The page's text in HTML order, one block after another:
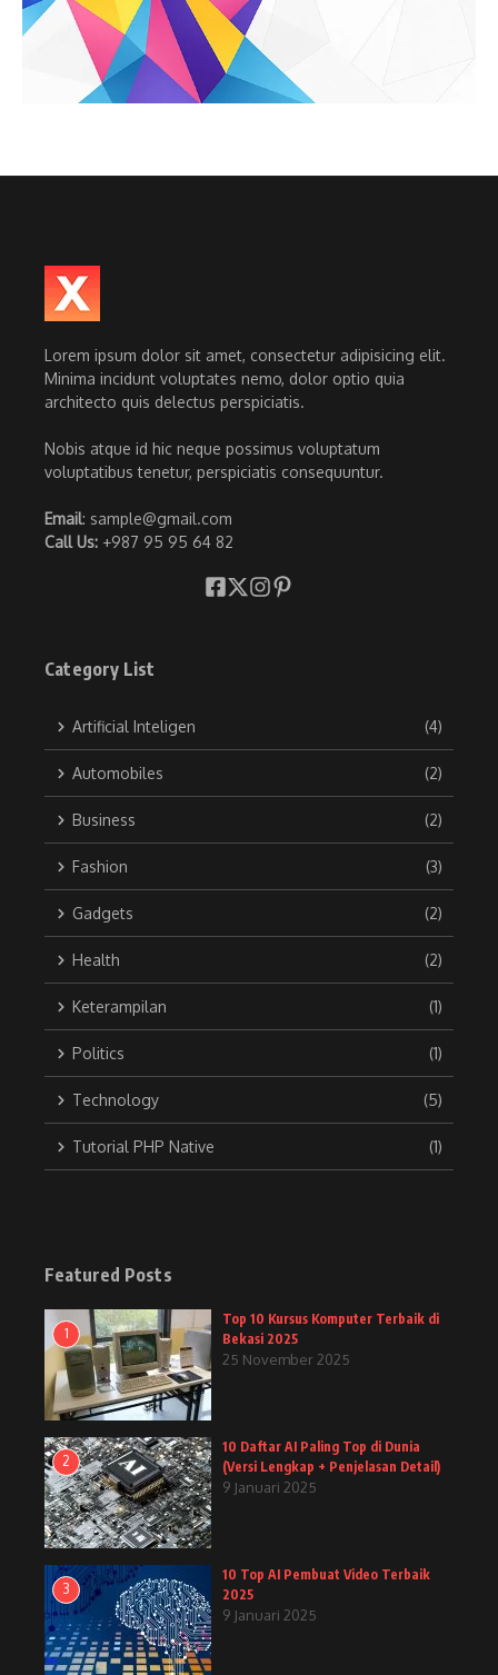
Lorem ipsum dolor sit amet, consectetur adipisicing elit.
Minima incidunt voluptates nemo, dolor optio quia
architecto quis delectus perspiciatis.
Nobis atque id hic neque possimus voluptatum
voluptatibus tenetur, perspiciatis consequuntur.
Email: sample@gmail.com
Call Us: +987 95 95 64 82
Category List
Artificial Inteligen (4)
Automobiles (2)
Business (2)
Fashion (3)
Gadgets (2)
Health (2)
Keterampilan (1)
Politics (1)
Technology (5)
Tutorial PHP Native (1)
Featured Posts
1
Top 10 Kursus Komputer Terbaik di
Bekasi 2025
25 November 2025
2
10 Daftar AI Paling Top di Dunia
(Versi Lengkap + Penjelasan Detail)
9 Januari 2025
3
10 Top AI Pembuat Video Terbaik
2025
9 Januari 2025